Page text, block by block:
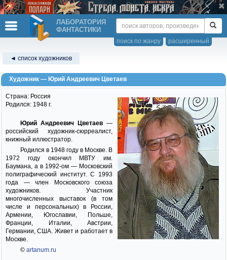
ЛАБОРАТОРИЯ
ФАНТАСТИКИ
расширенный
поиск по жанру
◄ список художников
Художник — Юрий Андреевич Цветаев
Страна: Россия
Родился: 1948 г.
Юрий Андреевич Цветаев—
российский художник-сюрреалист,
книжный иллюстратор.
Родился в 1948 году в Москве. В
1972 году окончил МВТУ им.
Баумана, а в 1992-ом — Московский
полиграфический институт. С 1993
года — член Московского союза
художников. Участник
многочисленных выставок (в том
числе и персональных) в России,
Армении, Югославии, Польше,
Франции, Италии, Австрии,
Германии, США. Живет и работает в
Москве.
© artanum.ru